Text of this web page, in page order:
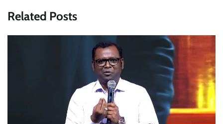
Related Posts